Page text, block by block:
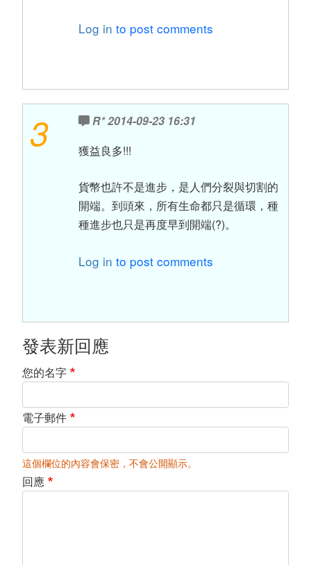
Log in to post comments
3 R*2014-09-23 16:31
獲益良多!!!
貨幣也許不是進步，是人們分裂與切割的
開端。到頭來，所有生命都只是循環，種
種進步也只是再度早到開端(?)。
Log in to post comments
發表新回應
您的名字
電子郵件
這個欄位的內容會保密，不會公開顯示。
回應